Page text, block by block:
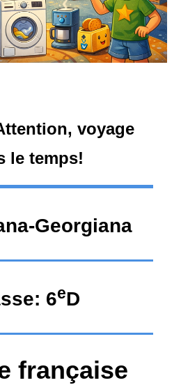
voyage
le temps!
Georgiana
6eD
française